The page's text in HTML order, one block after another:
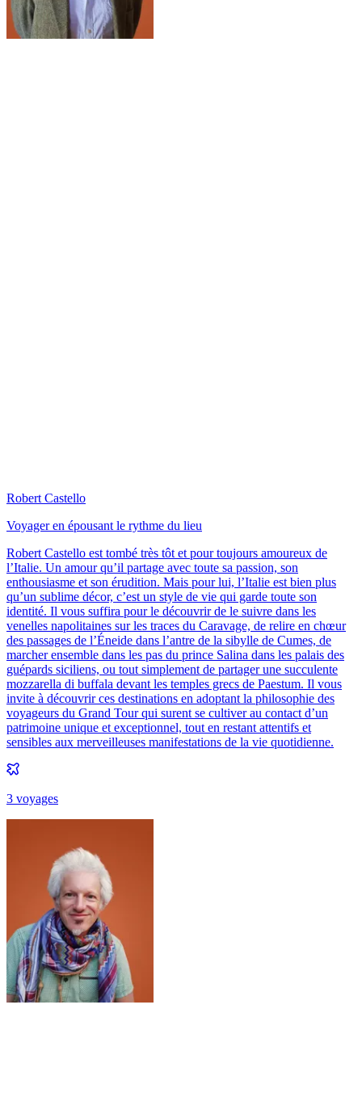
Robert Castello
Voyager en épousant le rythme du lieu
Robert Castello est tombé très tôt et pour toujours amoureux de
l’Italie. Un amour qu’il partage avec toute sa passion, son
enthousiasme et son érudition. Mais pour lui, l’Italie est bien plus
qu’un sublime décor, c’est un style de vie qui garde toute son
identité. Il vous suffira pour le découvrir de le suivre dans les
venelles napolitaines sur les traces du Caravage, de relire en chœur
des passages de l’Éneide dans l’antre de la sibylle de Cumes, de
marcher ensemble dans les pas du prince Salina dans les palais des
guépards siciliens, ou tout simplement de partager une succulente
mozzarella di buffala devant les temples grecs de Paestum. Il vous
invite à découvrir ces destinations en adoptant la philosophie des
voyageurs du Grand Tour qui surent se cultiver au contact d’un
patrimoine unique et exceptionnel, tout en restant attentifs et
sensibles aux merveilleuses manifestations de la vie quotidienne.
3 voyages